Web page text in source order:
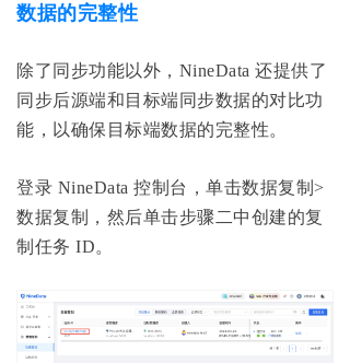
数据的完整性
除了同步功能以外，NineData 还提供了
同步后源端和目标端同步数据的对比功
能，以确保目标端数据的完整性。
登录 NineData 控制台，单击数据复制>
数据复制，然后单击步骤二中创建的复
制任务 ID。